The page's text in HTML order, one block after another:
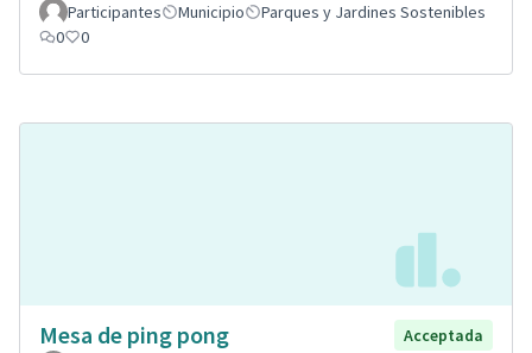
Participantes Municipio
Parques y Jardines Sostenibles
0
0
Mesa de ping pong
Acceptada